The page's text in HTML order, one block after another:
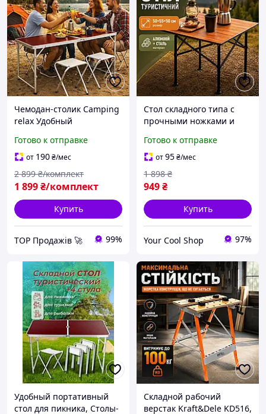
Чемодан-столик Camping
relax Удобный
пикника Складной стол и
4 стульчика Стол
раскладной 4стула
Готово к отправке
от 190₴/мес
1 899₴/комплект
2 899 ₴/комплект
Купить
TOP Продажів 🚀 99%
Стол складного типа с
прочными ножками и
практичный для сада,
дачи и отдыха в лесу
Готово к отправке
от95₴/мес
949₴
1 898 ₴
Купить
Your Cool Shop 97%
Удобный портативный
стол для пикника, Столы-
Складной рабочий
верстак Kraft&Dele KD516,